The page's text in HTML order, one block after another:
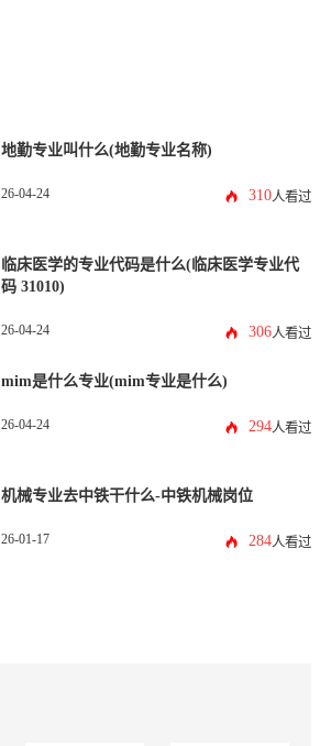
地勤专业叫什么(地勤专业名称)
26-04-24 310人看过
临床医学的专业代码是什么(临床医学专业代
码 31010)
26-04-24 306人看过
mim是什么专业(mim专业是什么)
26-04-24 294人看过
机械专业去中铁干什么-中铁机械岗位
26-01-17 284人看过